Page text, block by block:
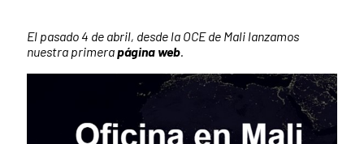
El pasado 4 de abril, desde la OCE de Mali lanzamos
nuestra primerapágina web